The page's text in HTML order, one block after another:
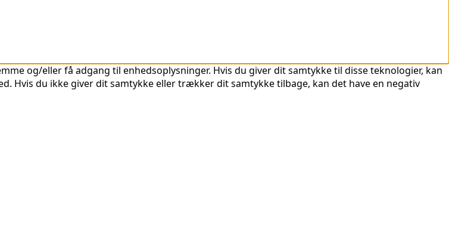
og/eller få adgang til enhedsoplysninger. Hvis du giver dit samtykke til disse teknologier, kan
Hvis du ikke giver dit samtykke eller trækker dit samtykke tilbage, kan det have en negativ